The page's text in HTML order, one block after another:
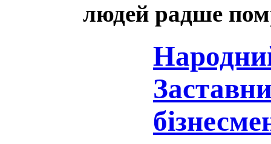
людей радше